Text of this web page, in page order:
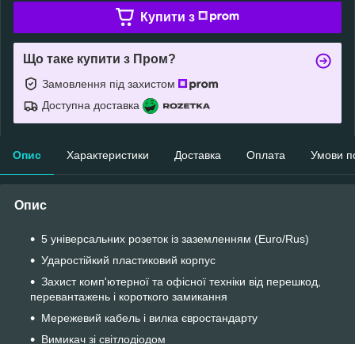
Купити з
Що таке купити з Пром?
Замовлення під захистом
Доступна доставка
Опис Характеристики Доставка Оплата Умови
Опис
5 універсальних розеток із заземленням (Euro/Rus)
Ударостійкий пластиковий корпус
Захист комп'ютерної та офісної техніки від перешкод,
перевантажень і короткого замикання
Мережевий кабель і вилка євростандарту
Вимикач зі світлодіодом